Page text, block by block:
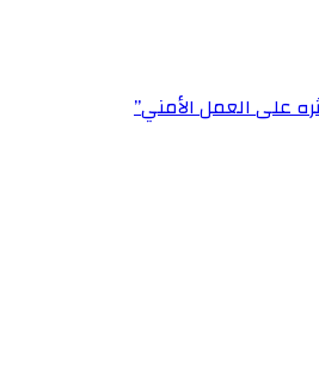
على العمل الأمني”